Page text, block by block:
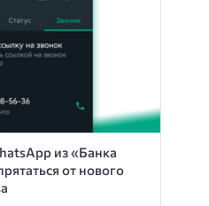
из «Банка
от нового